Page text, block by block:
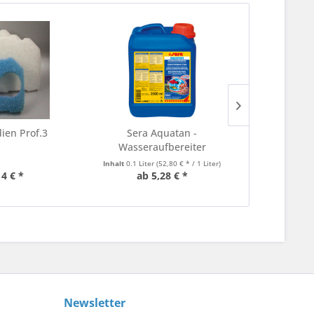
Prof.3
€ *
Sera Aquatan -
Wasseraufbereiter
Inhalt0.1 Liter(52,80 € * / 1 Liter)
ab 5,28 € *
Newsletter